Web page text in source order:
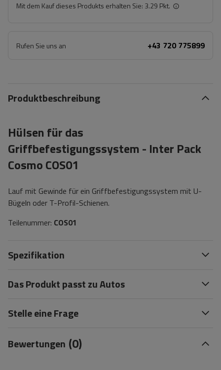
Mit dem Kauf dieses Produkts erhalten Sie: 3.29 Pkt.
Rufen Sie uns an +43 720 775899
Produktbeschreibung
Hülsen für das
Griffbefestigungssystem - Inter Pack
Cosmo COS01
Lauf mit Gewinde für ein Griffbefestigungssystem mit U-
Bügeln oder T-Profil-Schienen.
Teilenummer: COS01
Spezifikation
Das Produkt passt zu Autos
Stelle eine Frage
Bewertungen (0)